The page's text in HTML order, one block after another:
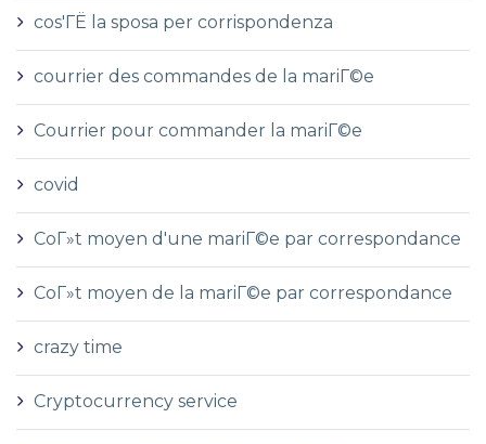
cos'ГЁ la sposa per corrispondenza
courrier des commandes de la mariГ©e
Courrier pour commander la mariГ©e
covid
CoГ»t moyen d'une mariГ©e par correspondance
CoГ»t moyen de la mariГ©e par correspondance
crazy time
Cryptocurrency service